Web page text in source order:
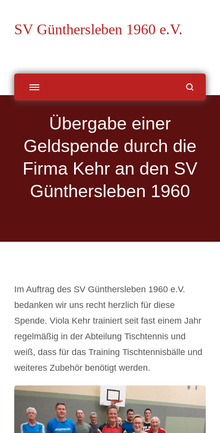
SV Günthersleben 1960 e.V.
Übergabe einer
Geldspende durch die
Firma Kehr an den SV
Günthersleben 1960
Im Auftrag des SV Günthersleben 1960 e.V.
bedanken wir uns recht herzlich für diese
Spende. Viola Kehr trainiert seit fast einem Jahr
regelmäßig in der Abteilung Tischtennis und
weiß, dass für das Training Tischtennisbälle und
weiteres Zubehör benötigt werden.